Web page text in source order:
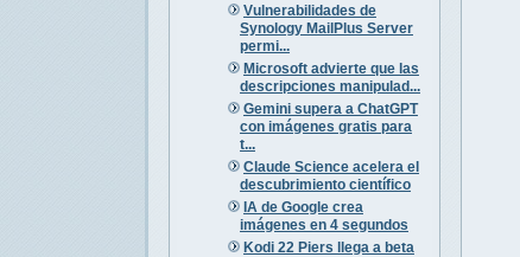
Vulnerabilidades de
Synology MailPlus Server
permi...
Microsoft advierte que las
descripciones manipulad...
Gemini supera a ChatGPT
con imágenes gratis para
t...
Claude Science acelera el
descubrimiento científico
IA de Google crea
imágenes en 4 segundos
Kodi 22 Piers llega a beta